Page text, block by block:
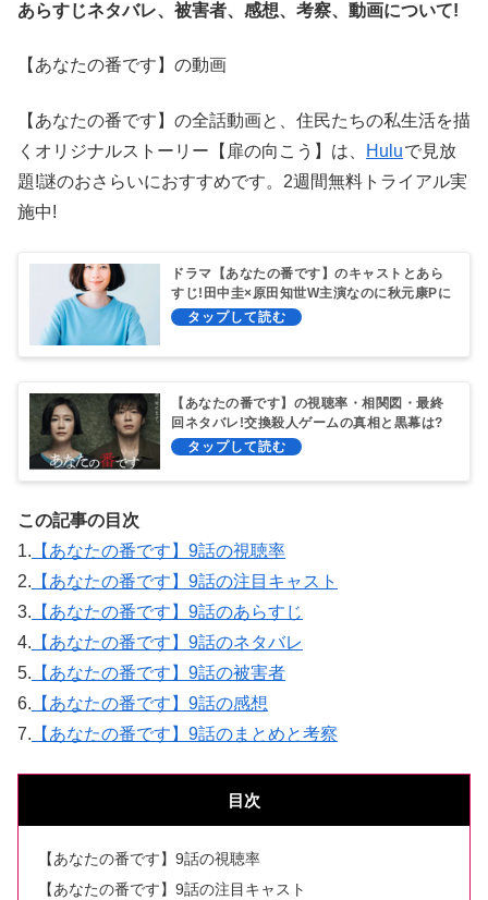
あらすじネタバレ、被害者、感想、考察、動画について!
【あなたの番です】の動画
【あなたの番です】の全話動画と、住民たちの私生活を描
くオリジナルストーリー【扉の向こう】は、
Huluで見放
題!謎のおさらいにおすすめです。2週間無料トライアル実
施中!
ドラマ【あなたの番です】のキャストとあら
すじ!田中圭×原田知世W主演なのに秋元康Pに
不安!
【あなたの番です】の視聴率・相関図・最終
回ネタバレ!交換殺人ゲームの真相と黒幕は?
この記事の目次
1. 【あなたの番です】9話の視聴率
2. 【あなたの番です】9話の注目キャスト
3. 【あなたの番です】9話のあらすじ
4. 【あなたの番です】9話のネタバレ
5. 【あなたの番です】9話の被害者
6. 【あなたの番です】9話の感想
7. 【あなたの番です】9話のまとめと考察
目次
【あなたの番です】9話の視聴率
【あなたの番です】9話の注目キャスト